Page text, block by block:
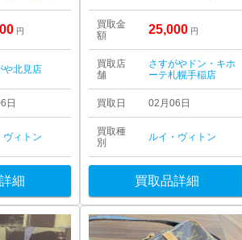
円
や北見店
日
ヴィトン
細
買取金
額
25,000 円
買取店
舗
さすがやドン・キホ
ーテ札幌手稲店
買取日 02月06日
買取種
別
ルイ・ヴィトン
買取品詳細